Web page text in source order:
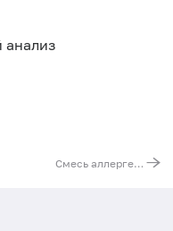
Смесь аллергенов животных № 1 (IgE): эпителий кошки, эпителий собаки, перхоть лошади, перхоть коровы